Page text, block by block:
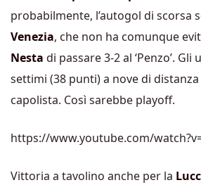
probabilmente, l’autogol di scorsa
Venezia, che non ha comunque
Nesta di passare 3-2 al ‘Penzo’.
settimi (38 punti) a nove di distanza
capolista. Così sarebbe playoff.
https://www.youtube.com/
Vittoria a tavolino anche per la